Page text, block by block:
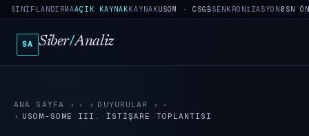
SINIFLANDIRMAAÇIK KAYNAKKAYNAKUSOM · CSGBSENKRONIZASYON0SN
SA Siber/Analiz
ANA SAYFA › DUYURULAR
›
USOM-SOME III. İSTIŞARE TOPLANTISI